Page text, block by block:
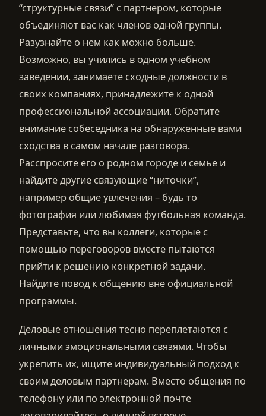
“структурные связи” с партнером, которые
объединяют вас как членов одной группы.
Разузнайте о нем как можно больше.
Возможно, вы учились в одном учебном
заведении, занимаете сходные должности в
своих компаниях, принадлежите к одной
профессиональной ассоциации. Обратите
внимание собеседника на обнаруженные вами
сходства в самом начале разговора.
Расспросите его о родном городе и семье и
найдите другие связующие “ниточки”,
например общие увлечения – будь то
фотография или любимая футбольная команда.
Представьте, что вы коллеги, которые с
помощью переговоров вместе пытаются
прийти к решению конкретной задачи.
Найдите повод к общению вне официальной
программы.
Деловые отношения тесно переплетаются с
личными эмоциональными связями. Чтобы
укрепить их, ищите индивидуальный подход к
своим деловым партнерам. Вместо общения по
телефону или по электронной почте